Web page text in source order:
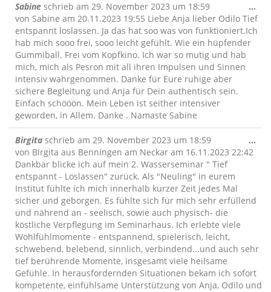
Sabine schrieb am 29. November 2023 um 18:59
von Sabine am 20.11.2023 19:55 Liebe Anja lieber Odilo Tief
entspannt loslassen. Ja das hat soo was von funktioniert.Ich
hab mich sooo frei, sooo leicht gefühlt. Wie ein hüpfender
Gummiball. Frei vom Kopfkino. Ich war so mutig und hab
mich, mich als Pesron mit all ihren Impulsen und Sinnen
intensiv wahrgenommen. Danke für Eure ruhige aber
sichere Begleitung und Anja für Dein authentisch sein.
Einfach schööön. Mein Leben ist seither intensiver
geworden, in Allem. Danke . Namaste Sabine
...
Birgita schrieb am 29. November 2023 um 18:59
von Birgita aus Benningen am Neckar am 16.11.2023 22:42
Dankbar blicke ich auf mein 2. Wasserseminar " Tief
entspannt - Loslassen" zurück. Als "Neuling" in eurem
Institut fühlte ich mich innerhalb kurzer Zeit jedes Mal
sicher und geborgen. Es fühlte sich für mich sehr erfüllend
und nährend an - seelisch, sowie auch physisch- die
köstliche Verpflegung im Seminarhaus. Ich erlebte viele
Wohlfühlmomente - entspannend, spielerisch, leicht,
schwebend, belebend, sinnlich, verbindend...und auch sehr
tief berührende Momente, insgesamt viele heilsame
Gefühle. In herausfordernden Situationen bekam ich sofort
kompetente, einfühlsame Unterstützung von Anja, Odilo und
...